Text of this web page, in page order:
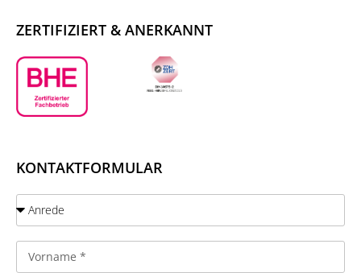
ZERTIFIZIERT & ANERKANNT
KONTAKTFORMULAR